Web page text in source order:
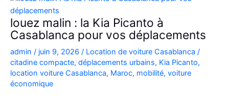
à
Casablanca
louez malin : la Kia Picanto à
Casablanca pour vos déplacements
admin / juin 9, 2026 / Location de voiture Casablanca /
citadine compacte, déplacements urbains, Kia Picanto,
location voiture Casablanca, Maroc, mobilité, voiture
économique